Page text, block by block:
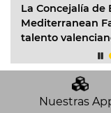
La Concejalía de
Mediterranean
talento valenciano
Nuestras